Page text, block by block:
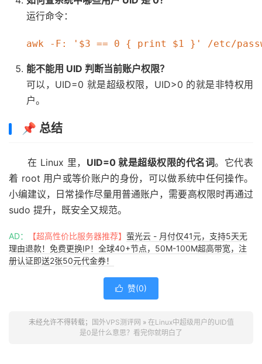
运行命令：
能不能用 UID 判断当前账户权限？
可以，UID=0 就是超级权限，UID>0 的就是非特权用
户。
📌 总结
在 Linux 里， UID=0 就是超级权限的代名词。它代表
着 root 用户或等价账户的身份，可以做系统中任何操作。
小编建议，日常操作尽量用普通账户，需要高权限时再通过
sudo 提升，既安全又规范。
AD： 【超高性价比服务器推荐】 萤光云 - 月付仅41元，支持5天无
理由退款！免费更换IP！全球40+节点，50M-100M超高带宽，注
册认证即送2张50元代金券！
 赞(0)
未经允许不得转载； 国外VPS测评网 » 在Linux中超级用户的UID值
是0是什么意思？看完你就明白了